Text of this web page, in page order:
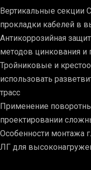
Вертикальные секции
прокладки кабелей в
Антикоррозийная
методов цинкования
Тройниковые и
использовать
трасс
Применение
проектировании
Особенности монтажа
ЛГ для